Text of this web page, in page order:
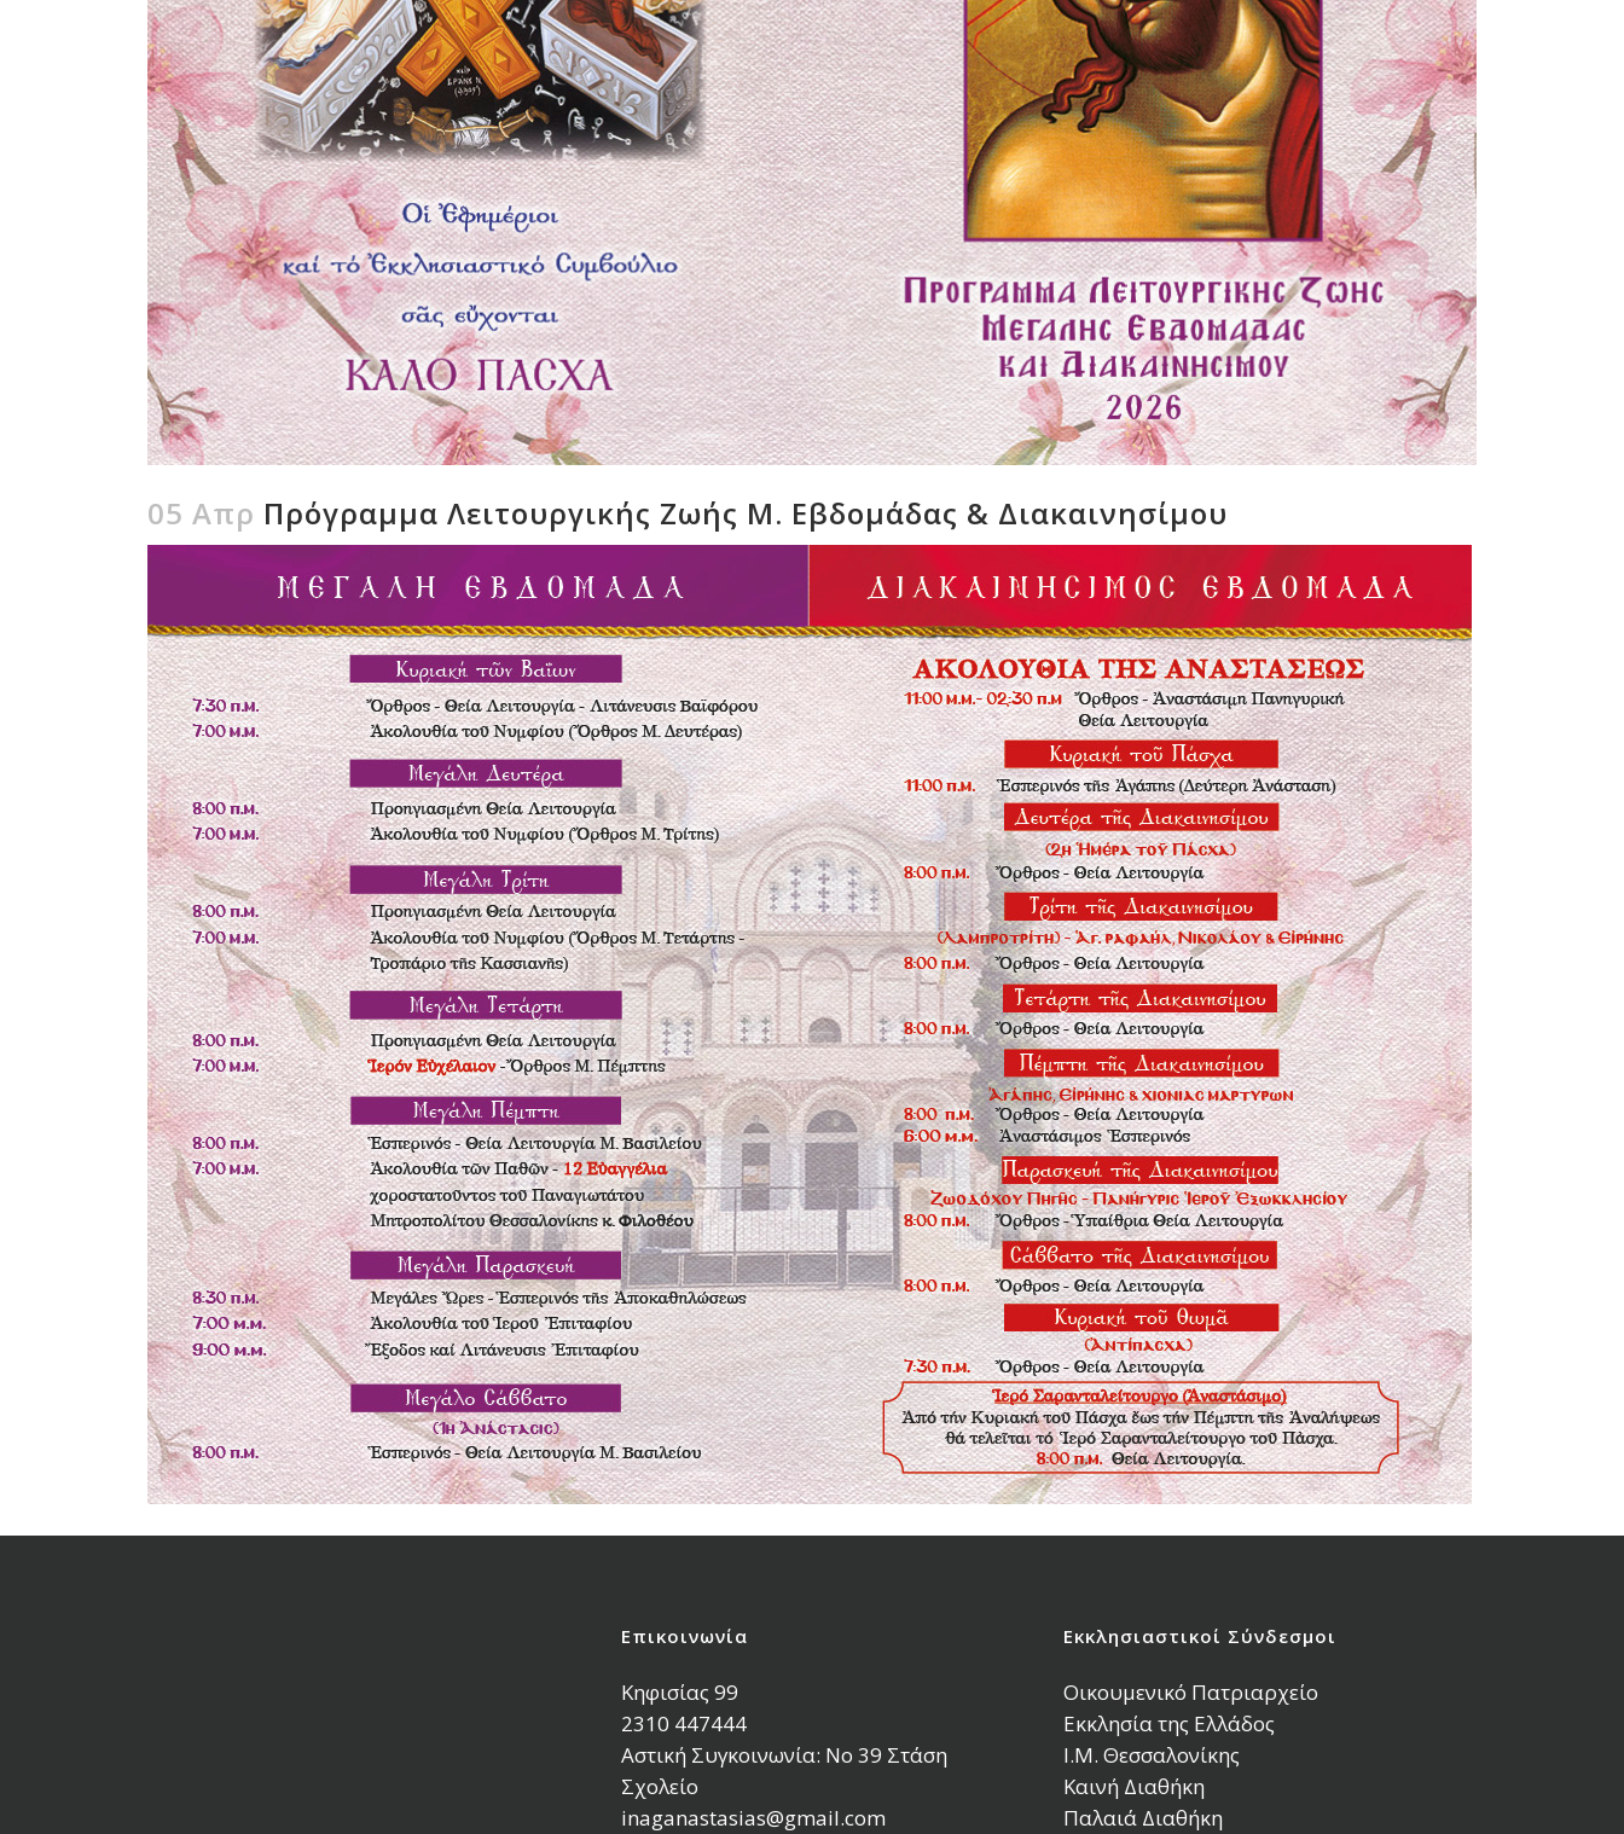
05 Απρ Πρόγραμμα Λειτουργικής Ζωής Μ. Εβδομάδας & Διακαινησίμου
Επικοινωνία
Κηφισίας 99
2310 447444
Αστική Συγκοινωνία: Νο 39 Στάση
Σχολείο
inaganastasias@gmail.com
Εκκλησιαστικοί Σύνδεσμοι
Οικουμενικό Πατριαρχείο
Εκκλησία της Ελλάδος
Ι.Μ. Θεσσαλονίκης
Καινή Διαθήκη
Παλαιά Διαθήκη